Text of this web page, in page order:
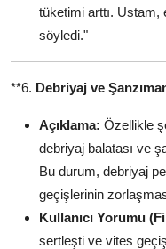
tüketimi arttı.
söyledi."
**6. Debriyaj ve
Açıklama: Özellikle
debriyaj balatası ve
Bu durum, debriyaj
geçişlerinin
Kullanıcı Yorumu
sertleşti ve vites